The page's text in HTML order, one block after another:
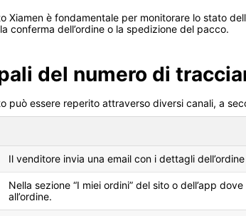
Xiamen è fondamentale per monitorare lo stato
conferma dell’ordine o la spedizione del pacco.
del numero di
può essere reperito attraverso diversi canali, a
Il venditore invia una email con i dettagli
Nella sezione “I miei ordini” del sito o dell’app
all’ordine.